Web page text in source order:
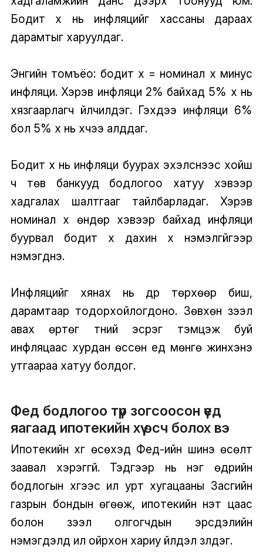
Бодит хүү нь инфляцийг хассаны дараах
дарамтыг харуулдаг.
Энгийн томъёо: бодит хүү = номинал хүү минус
инфляци. Хэрэв инфляци 2% байхад 5% хүү нь
хязгаарлагч үйлчилдэг. Гэхдээ инфляци 6%
бол 5% хүү нь хүчээ алддаг.
Бодит хүү нь инфляци буурах эхэлснээс хойш
ч төв банкууд бодлогоо хатуу хэвээр
хадгалах шалтгааг тайлбарладаг. Хэрэв
номинал хүү өндөр хэвээр байхад инфляци
буурвал бодит хүү дахин хүү нэмэлгүйгээр
нэмэгднэ.
Инфляцийг хянах нь дүр төрхөөр биш,
дарамтаар тодорхойлогдоно. Зөвхөн зээл
авах өртөг түүний эсрэг тэмцэж буй
инфляцаас хурдан өссөн үед мөнгө жинхэнэ
утгаараа хатуу болдог.
Фед бодлогоо түр зогсоосон үед
яагаад ипотекийн хүү өсч болох вэ
Ипотекийн хүүг өсөхэд Фед-ийн шинэ өсөлт
заавал хэрэггүй. Тэдгээр нь нэг өдрийн
бодлогын хүүгээс илүү урт хугацааны Засгийн
газрын бондын өгөөж, ипотекийн үнэт цаас
болон зээл олгогчдын эрсдэлийн
нэмэгдэлд илүү ойрхон хариу үйлдэл үзүүлдэг.